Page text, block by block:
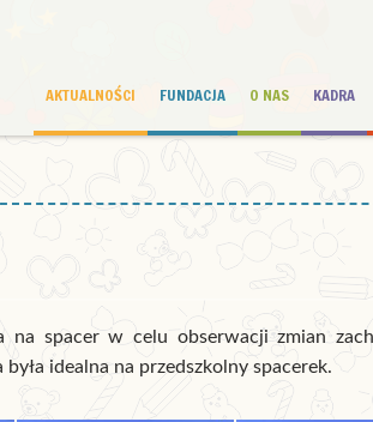
AKTUALNOŚCI FUNDACJA O NAS KADRA
spacer w celu obserwacji zmian
idealna na przedszkolny spacerek.